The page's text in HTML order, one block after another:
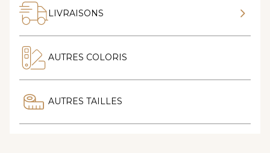
LIVRAISONS
AUTRES COLORIS
AUTRES TAILLES